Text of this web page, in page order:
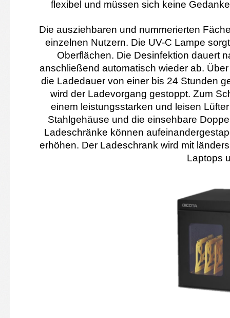
flexibel und müssen sich keine
Die ausziehbaren und nummerierten
einzelnen Nutzern. Die UV-C Lampe
Oberflächen. Die Desinfektion dauert
anschließend automatisch wieder ab.
die Ladedauer von einer bis 24 Stunden
wird der Ladevorgang gestoppt. Zum
einem leistungsstarken und leisen
Stahlgehäuse und die einsehbare
Ladeschränke können
erhöhen. Der Ladeschrank wird mit
Laptops